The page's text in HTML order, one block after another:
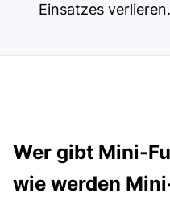
Einsatzes verlieren.
Wer gibt Mini-
wie werden